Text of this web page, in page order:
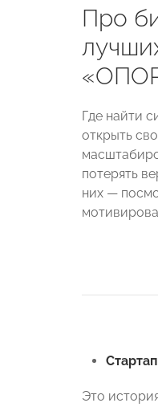
Про
Где найти
открыть
потерять
них —
Стартап
Это